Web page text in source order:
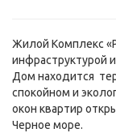
Жилой Комплекс
инфраструктурой
Дом находится
спокойном и
окон квартир
Черное море.